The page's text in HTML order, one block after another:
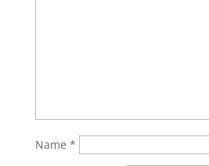
Name *